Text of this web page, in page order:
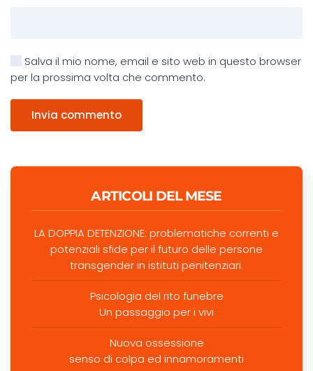
Salva il mio nome, email e sito web in questo browser
per la prossima volta che commento.
Invia commento
ARTICOLI DEL MESE
LA DOPPIA DETENZIONE: problematiche correnti e
potenziali sfide per il futuro delle persone
transgender in istituti penitenziari.
Psicologia del rito funebre
Un passaggio per i vivi
Nuova ossessione
senso di colpa ed innamoramenti